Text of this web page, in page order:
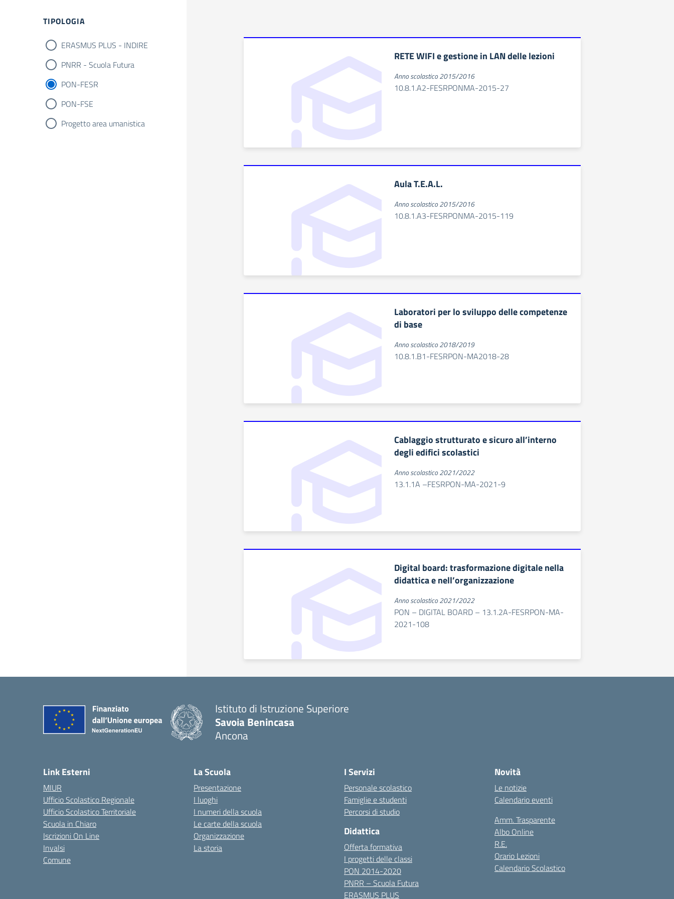
Filtri
TIPOLOGIA
ERASMUS PLUS - INDIRE
PNRR - Scuola Futura
PON-FESR
PON-FSE
Progetto area umanistica
RETE WIFI e gestione in LAN delle lezioni
Anno scolastico 2015/2016
10.8.1.A2-FESRPONMA-2015-27
Aula T.E.A.L.
Anno scolastico 2015/2016
10.8.1.A3-FESRPONMA-2015-119
Laboratori per lo sviluppo delle competenze
di base
Anno scolastico 2018/2019
10.8.1.B1-FESRPON-MA2018-28
Cablaggio strutturato e sicuro all’interno
degli edifici scolastici
Anno scolastico 2021/2022
13.1.1A –FESRPON-MA-2021-9
Digital board: trasformazione digitale nella
didattica e nell’organizzazione
Anno scolastico 2021/2022
PON – DIGITAL BOARD – 13.1.2A-FESRPON-MA-
2021-108
Istituto di Istruzione Superiore
Savoia Benincasa
Ancona
Link Esterni
MIUR
Ufficio Scolastico Regionale
Ufficio Scolastico Territoriale
Scuola in Chiaro
Iscrizioni On Line
Invalsi
Comune
La Scuola
Presentazione
I luoghi
I numeri della scuola
Le carte della scuola
Organizzazione
La storia
I Servizi
Personale scolastico
Famiglie e studenti
Percorsi di studio
Didattica
Offerta formativa
I progetti delle classi
PON 2014-2020
PNRR – Scuola Futura
ERASMUS PLUS
Novità
Le notizie
Calendario eventi
Amm. Trasparente
Albo Online
R.E.
Orario Lezioni
Calendario Scolastico